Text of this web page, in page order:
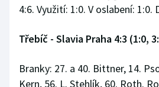
4:6. Využití: 1:0. V oslabení: 1:0.
Třebíč - Slavia Praha 4:3 (1:0,
Branky: 27. a 40. Bittner, 14.
Kern, 56. L. Stehlík, 60. Roth.